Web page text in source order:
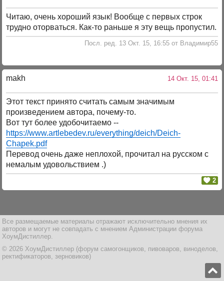
Читаю, очень хороший язык! Вообще с первых строк
трудно оторваться. Как-то раньше я эту вещь пропустил.
Посл. ред. 13 Окт. 15, 16:55 от Владимир55
makh 14 Окт. 15, 01:41
Этот текст принято считать самым значимым
произведением автора, почему-то.
Вот тут более удобочитаемо --
https://www.artlebedev.ru/everything/deich/Deich-
Chapek.pdf
Перевод очень даже неплохой, прочитал на русском с
немалым удовольствием .)
2
Все размещаемые материалы отражают исключительно мнения их
авторов и могут не совпадать с мнением Администрации форума
ХоумДистиллер.
© 2026 ХоумДистиллер (форум самогонщиков, пивоваров, виноделов,
ректификаторов, зерновиков)